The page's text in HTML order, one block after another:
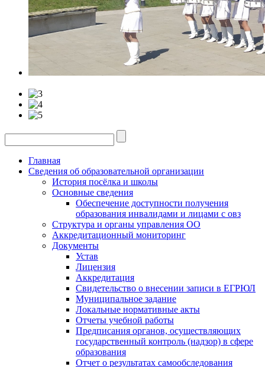
Главная
Сведения об образовательной организации
История посёлка и школы
Основные сведения
Обеспечение доступности получения
образования инвалидами и лицами с овз
Структура и органы управления ОО
Аккредитационный мониторинг
Документы
Устав
Лицензия
Аккредитация
Свидетельство о внесении записи в ЕГРЮЛ
Муниципальное задание
Локальные нормативные акты
Отчеты учебной работы
Предписания органов, осуществляющих
государственный контроль (надзор) в сфере
образования
Отчет о результатах самообследования